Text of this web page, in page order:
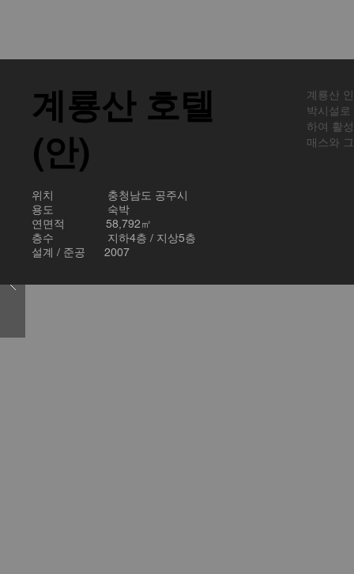
​계룡산 호텔
(안)
위치 충청남도 공주시
용도 숙박
연면적 58,792㎡
층수 지하4층 / 지상5층
설계 / 준공 2007
계룡산
박시설로
하여 활
매스와